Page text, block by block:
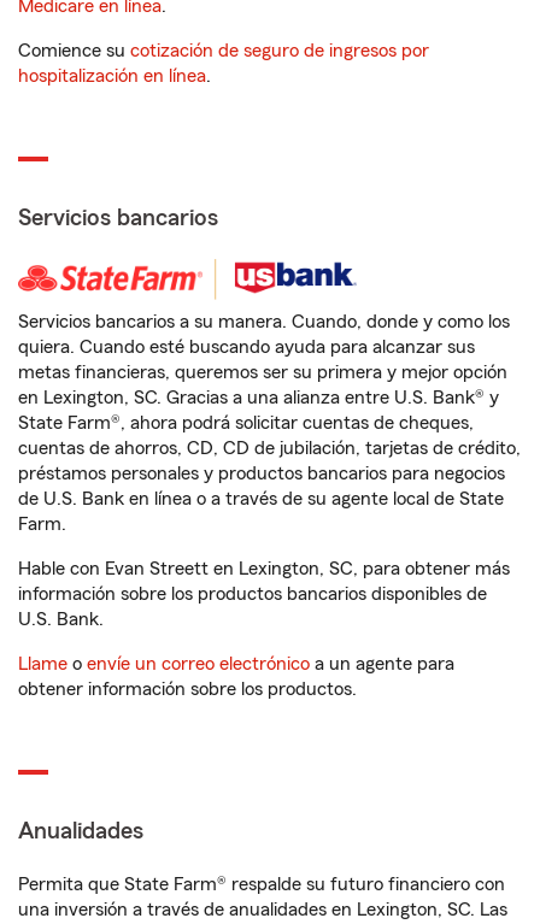
Medicare en línea.
Comience su cotización de seguro de ingresos por
hospitalización en línea.
Servicios bancarios
Servicios bancarios a su manera. Cuando, donde y como los
quiera. Cuando esté buscando ayuda para alcanzar sus
metas financieras, queremos ser su primera y mejor opción
en Lexington, SC. Gracias a una alianza entre U.S. Bank® y
State Farm®, ahora podrá solicitar cuentas de cheques,
cuentas de ahorros, CD, CD de jubilación, tarjetas de crédito,
préstamos personales y productos bancarios para negocios
de U.S. Bank en línea o a través de su agente local de State
Farm.
Hable con Evan Streett en Lexington, SC, para obtener más
información sobre los productos bancarios disponibles de
U.S. Bank.
Llame o envíe un correo electrónico a un agente para
obtener información sobre los productos.
Anualidades
Permita que State Farm® respalde su futuro financiero con
una inversión a través de anualidades en Lexington, SC. Las